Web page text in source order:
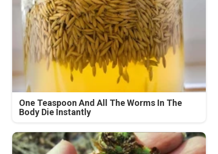
One Teaspoon And All The Worms In The
Body Die Instantly